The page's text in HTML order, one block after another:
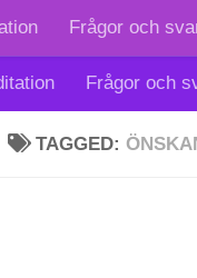
Frågor och
Frågor och
TAGGED: